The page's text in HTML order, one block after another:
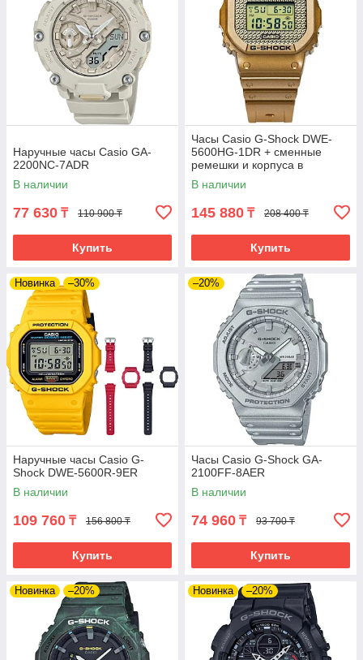
Наручные часы Casio GA-
2200NC-7ADR
В наличии
77 630 ₸ 110 900 ₸
Купить
Часы Casio G-Shock DWE-
5600HG-1DR + сменные
ремешки и корпуса в
комплекте. Лимитированная
серия.
В наличии
145 880 ₸ 208 400 ₸
Купить
Новинка –30%
Наручные часы Casio G-
Shock DWE-5600R-9ER
В наличии
109 760 ₸ 156 800 ₸
Купить
–20%
Часы Casio G-Shock GA-
2100FF-8AER
В наличии
74 960 ₸ 93 700 ₸
Купить
Новинка –20% Новинка –20%